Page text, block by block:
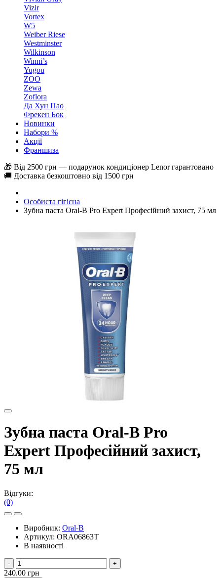
Vizir
Vortex
W5
Weiber Riese
Westminster
Wilkinson
Winni’s
Yugou
ZOO
Zewa
Zoflora
Да Хун Пао
Фрекен Бок
Новинки
Набори %
Акції
Франшиза
🎁 Від 2500 грн — подарунок кондиціонер Lenor гарантовано
🚚 Доставка безкоштовно від 1500 грн
Особиста гігієна
Зубна паста Oral-B Pro Expert Професійний захист, 75 мл
Зубна паста Oral-B Pro
Expert Професійний захист,
75 мл
Відгуки:
(0)
Виробник: Oral-B
Артикул: ORA06863T
В наявності
- +
240.00 грн